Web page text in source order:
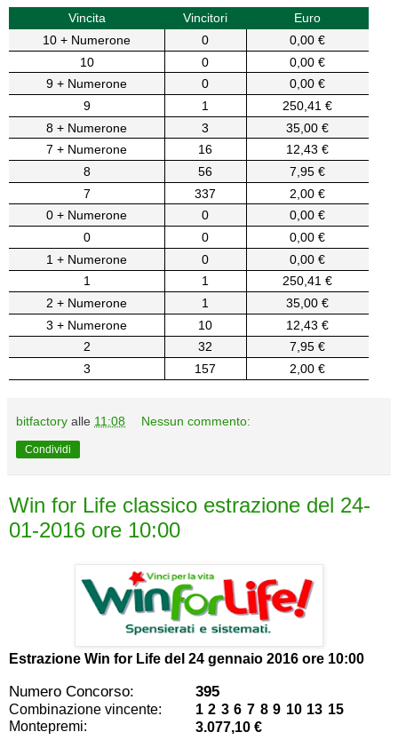
Vincita Vincitori
Euro
10 + Numerone
0
0,00 €
10
0
0,00 €
9 + Numerone
0
0,00 €
9
1
250,41 €
8 + Numerone
3
35,00 €
7 + Numerone
16
12,43 €
8
56
7,95 €
7
337
2,00 €
0 + Numerone
0
0,00 €
0
0
0,00 €
1 + Numerone
0
0,00 €
1
1
250,41 €
2 + Numerone
1
35,00 €
3 + Numerone
10
12,43 €
2
32
7,95 €
3
157 2,00 €
bitfactory alle 11:08 Nessun commento:
Condividi
Win for Life classico estrazione del 24-
01-2016 ore 10:00
Estrazione Win for Life del 24 gennaio 2016 ore 10:00
Numero Concorso: 395
Combinazione vincente:
1 2 3 6 7 8 9 10 13 15
Montepremi:
3.077,10 €